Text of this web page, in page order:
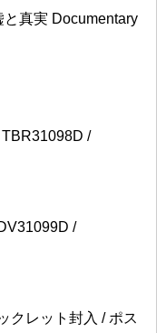
真実 Documentary
/
/
クレット封入 / ポス